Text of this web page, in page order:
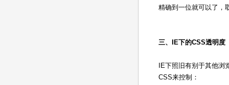
精确到一位就可以了，
三、IE下的CSS透明度
IE下照旧有别于其他
CSS来控制：